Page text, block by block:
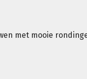
met mooie